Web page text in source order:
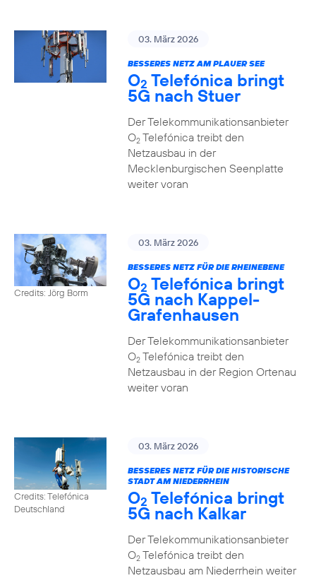
03. März 2026
BESSERES NETZ AM PLAUER SEE
O2 Telefónica bringt
5G nach Stuer
Der Telekommunikationsanbieter
O2Telefónica treibt den
Netzausbau in der
Mecklenburgischen Seenplatte
weiter voran
Credits: Jörg Borm
03. März 2026
BESSERES NETZ FÜR DIE RHEINEBENE
O2 Telefónica bringt
5G nach Kappel-
Grafenhausen
Der Telekommunikationsanbieter
O2Telefónica treibt den
Netzausbau in der Region Ortenau
weiter voran
Credits: Telefónica
Deutschland
03. März 2026
BESSERES NETZ FÜR DIE HISTORISCHE
STADT AM NIEDERRHEIN
O2 Telefónica bringt
5G nach Kalkar
Der Telekommunikationsanbieter
O2Telefónica treibt den
Netzausbau am Niederrhein weiter